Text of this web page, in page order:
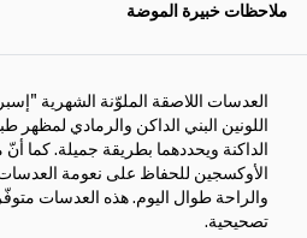
ملاحظات خبيرة الموضة
العدسات اللاصقة الملوّنة الشهرية
اللونين البني الداكن والرمادي لمظهر
الداكنة ويحددهما بطريقة جميلة. كما أنّ
الأوكسجين للحفاظ على نعومة العدسات
والراحة طوال اليوم. هذه العدسات
تصحيحية.